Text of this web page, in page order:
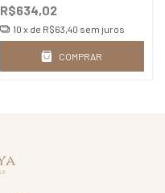
R$634,02
10 x de R$63,40 sem juros
COMPRAR